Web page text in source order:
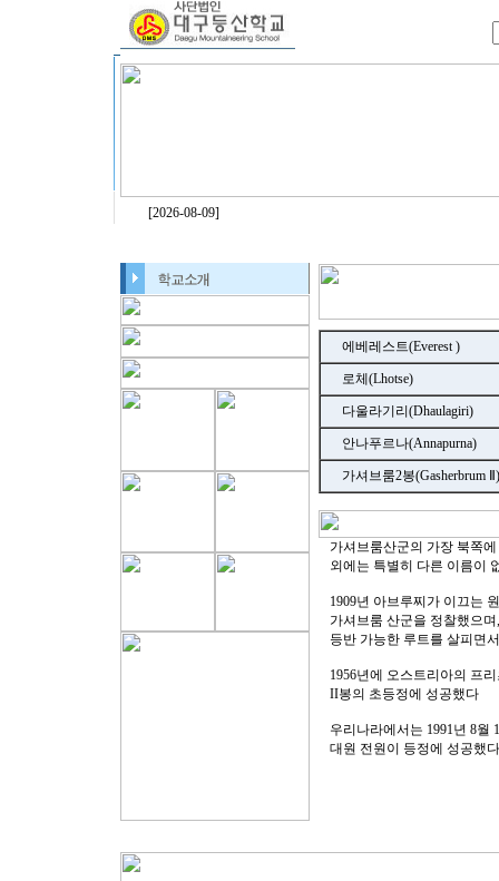
[2026-08-09]
에베레스트(Everest )
로체(Lhotse)
다울라기리(Dhaulagiri)
안나푸르나(Annapurna)
가셔브룸2봉(Gasherbrum Ⅱ)
가셔브룸산군의 가장 북쪽
외에는 특별히 다른 이름이
1909년 아브루찌가 이끄는
가셔브룸 산군을 정찰했으
등반 가능한 루트를 살피면
1956년에 오스트리아의 프
II봉의 초등정에 성공했다
우리나라에서는 1991년 8월
대원 전원이 등정에 성공했